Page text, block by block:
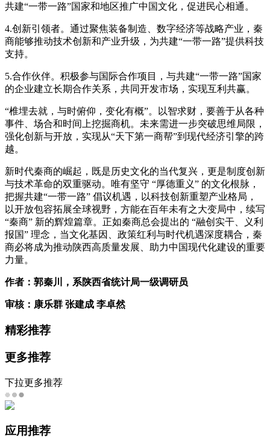
共建“一带一路”国家和地区推广中国文化，促进民心相通。
4.创新引领者。通过聚焦装备制造、数字经济等战略产业，秦
商能够推动技术创新和产业升级，为共建“一带一路”提供科技
支持。
5.合作伙伴。积极参与国际合作项目，与共建“一带一路”国家
的企业建立长期合作关系，共同开发市场，实现互利共赢。
“椎埋去就，与时俯仰，变化有概”。以智求财，要善于从各种
事件、场合和时间上挖掘商机。未来需进一步突破思维局限，
强化创新与开放，实现从“天下第一商帮”到现代经济引擎的跨
越。
新时代秦商的崛起，既是历史文化的当代复兴，更是制度创新
与技术革命的双重驱动。唯有坚守 “厚德重义” 的文化根脉，
把握共建“一带一路” 倡议机遇，以科技创新重塑产业格局，
以开放包容拓展全球视野，方能在百年未有之大变局中，续写
“秦商” 新的辉煌篇章。正如秦商总会提出的 “融创实干、义利
报国” 理念，当文化基因、政策红利与时代机遇深度耦合，秦
商必将成为推动陕西高质量发展、助力中国现代化建设的重要
力量。
作者：郭秦川，系陕西省统计局一级调研员
审核：康乐群 张建成 李卓然
精彩推荐
更多推荐
下拉更多推荐
应用推荐